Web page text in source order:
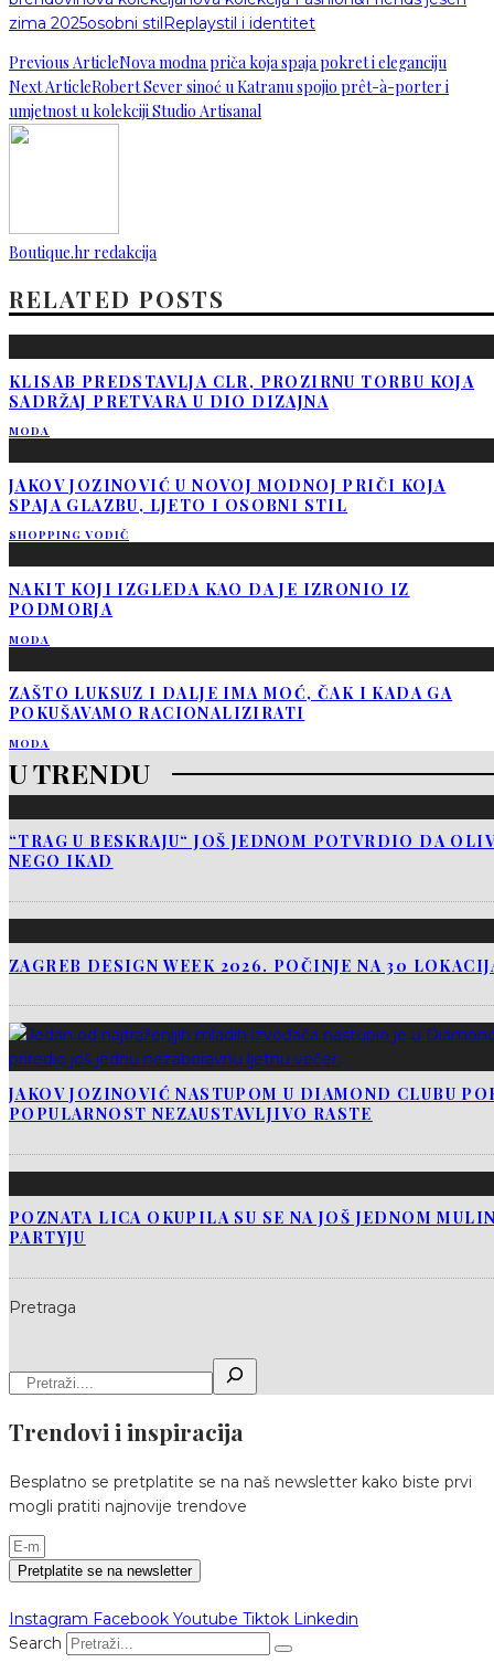
zima 2025osobni stilReplaystil i identitet
Previous ArticleNova modna priča koja spaja pokret i eleganciju
Next ArticleRobert Sever sinoć u Katranu spojio prêt-à-porter i
umjetnost u kolekciji Studio Artisanal
Boutique.hr redakcija
RELATED POSTS
KLISAB PREDSTAVLJA CLR, PROZIRNU TORBU KOJA
SADRŽAJ PRETVARA U DIO DIZAJNA
MODA
JAKOV JOZINOVIĆ U NOVOJ MODNOJ PRIČI KOJA
SPAJA GLAZBU, LJETO I OSOBNI STIL
SHOPPING VODIČ
NAKIT KOJI IZGLEDA KAO DA JE IZRONIO IZ
PODMORJA
MODA
ZAŠTO LUKSUZ I DALJE IMA MOĆ, ČAK I KADA GA
POKUŠAVAMO RACIONALIZIRATI
MODA
U TRENDU
“TRAG U BESKRAJU“ JOŠ JEDNOM POTVRDIO DA
NEGO IKAD
ZAGREB DESIGN WEEK 2026. POČINJE NA 30
JAKOV JOZINOVIĆ NASTUPOM U DIAMOND CLUBU
POPULARNOST NEZAUSTAVLJIVO RASTE
POZNATA LICA OKUPILA SU SE NA JOŠ JEDNOM
PARTYJU
Pretraga
Trendovi i inspiracija
Besplatno se pretplatite se na naš newsletter kako biste prvi
mogli pratiti najnovije trendove
Pretplatite se na newsletter
Instagram Facebook Youtube Tiktok Linkedin
Search